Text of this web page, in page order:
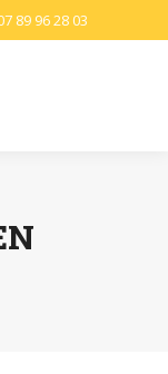
89 96 28 03